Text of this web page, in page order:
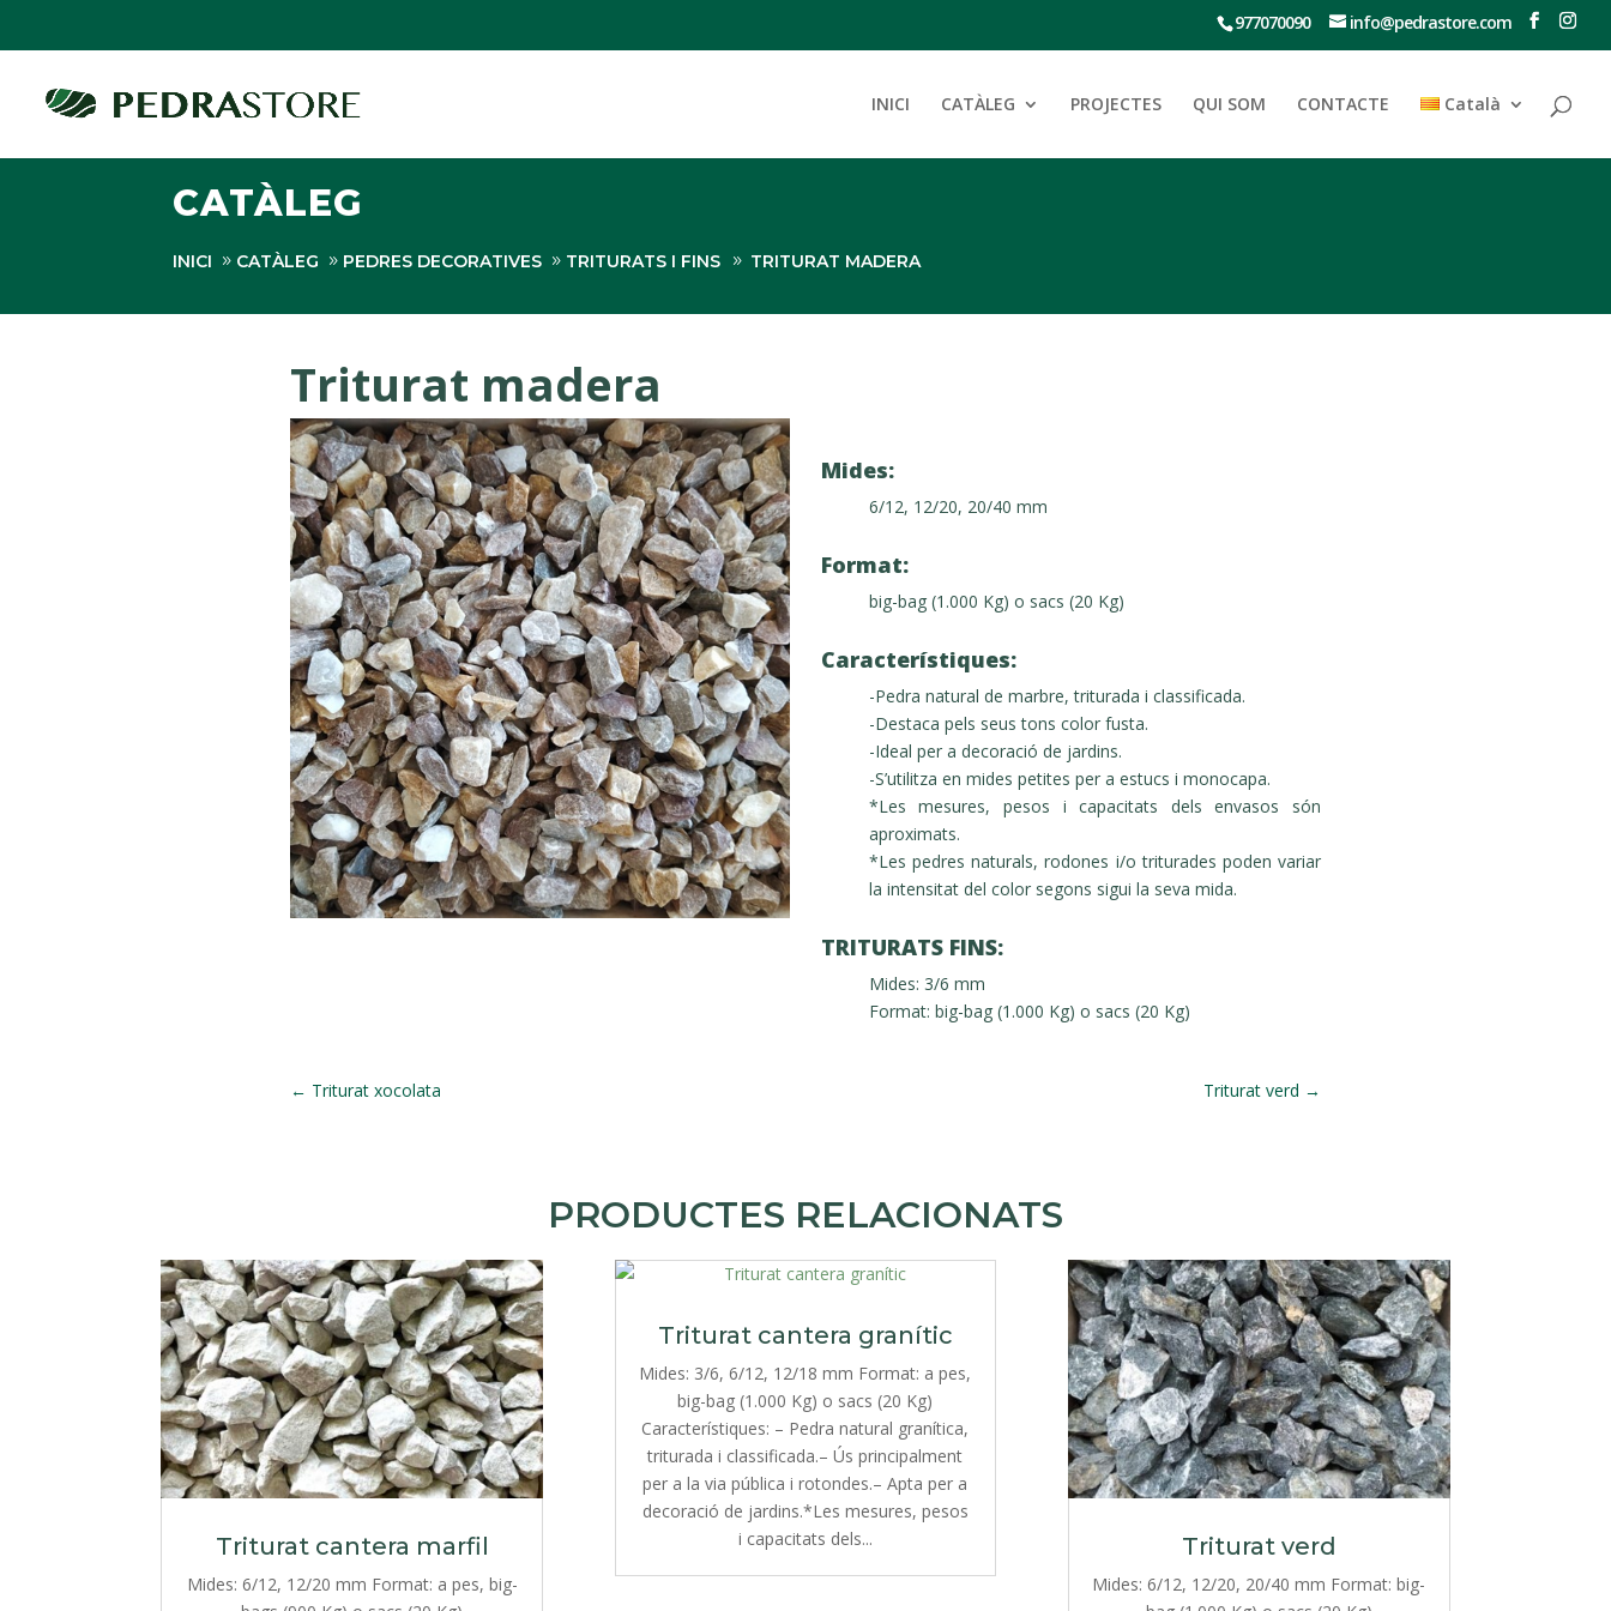
977070090 info@pedrastore.com
INICI CATÀLEG PROJECTES QUI SOM CONTACTE Català
CATÀLEG
INICI CATÀLEG PEDRES DECORATIVES TRITURATS I FINS TRITURAT MADERA
Triturat madera
Mides:
6/12, 12/20, 20/40 mm
Format:
big-bag (1.000 Kg) o sacs (20 Kg)
Característiques:
-Pedra natural de marbre, triturada i classificada.
-Destaca pels seus tons color fusta.
-Ideal per a decoració de jardins.
-S’utilitza en mides petites per a estucs i monocapa.
*Les mesures, pesos i capacitats dels envasos són
aproximats.
*Les pedres naturals, rodones i/o triturades poden variar
la intensitat del color segons sigui la seva mida.
TRITURATS FINS:
Mides: 3/6 mm
Format: big-bag (1.000 Kg) o sacs (20 Kg)
← Triturat xocolata Triturat verd →
PRODUCTES RELACIONATS
Triturat cantera marfil
Mides: 6/12, 12/20 mm Format: a pes, big-
Triturat cantera granític
Mides: 3/6, 6/12, 12/18 mm Format: a pes,
big-bag (1.000 Kg) o sacs (20 Kg)
Característiques: – Pedra natural granítica,
triturada i classificada.– Ús principalment
per a la via pública i rotondes.– Apta per a
decoració de jardins.*Les mesures, pesos
i capacitats dels...
Triturat verd
Mides: 6/12, 12/20, 20/40 mm Format: big-